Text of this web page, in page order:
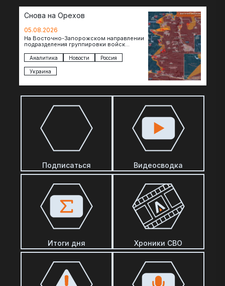
Снова на Орехов
05.08.2026
На Восточно-Запорожском направлении
подразделения группировки войск
фронта. Взятая после продолжительного
наступления пауза позволила
восстановить боеспособность…
Аналитика Новости Россия
Украина
Подписаться Видеосводка
Итоги дня Хроники СВО